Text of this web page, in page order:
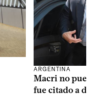
ARGENTINA
Macri no
fue citado a